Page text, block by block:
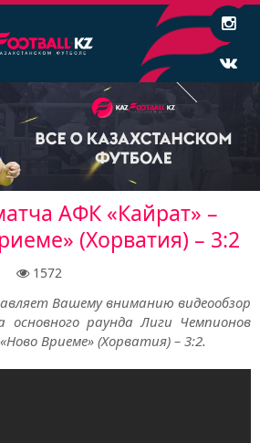
АФК «Кайрат» –
(Хорватия) – 3:2
1572
Вашему вниманию видеообзор
раунда Лиги Чемпионов
Вриеме» (Хорватия) – 3:2.